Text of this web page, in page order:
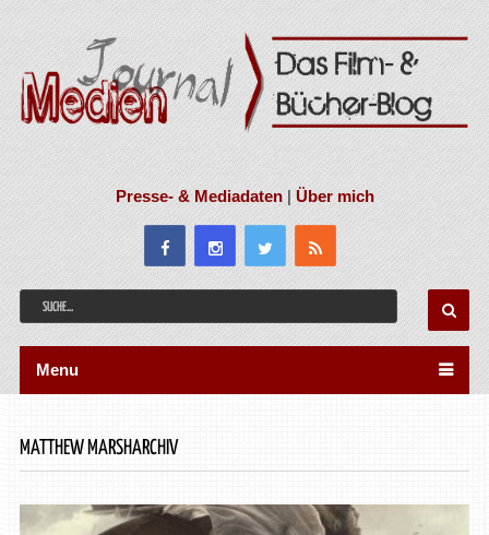
Presse- & Mediadaten|Über mich
Menu
MATTHEW MARSHARCHIV